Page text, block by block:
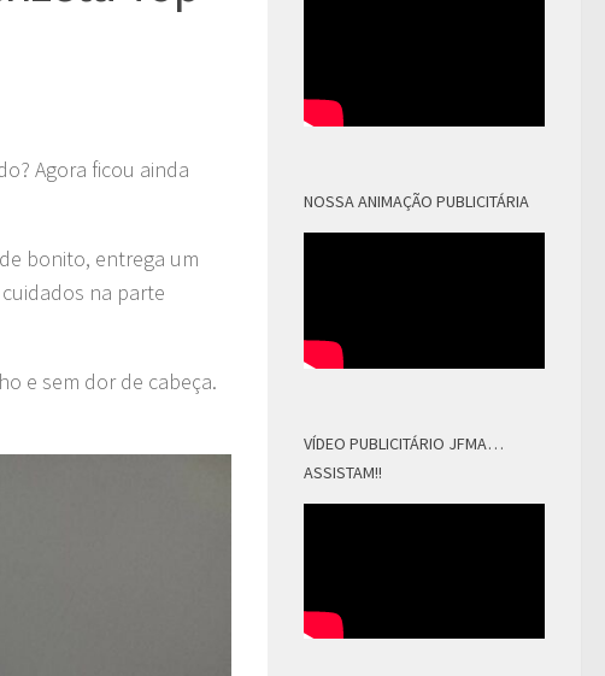
Agora ficou ainda
bonito, entrega um
na parte
e sem dor de cabeça.
NOSSA ANIMAÇÃO PUBLICITÁRIA
VÍDEO PUBLICITÁRIO JFMA…
ASSISTAM!!